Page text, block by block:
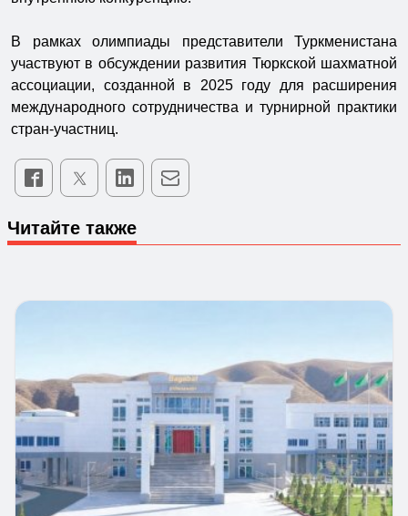
В рамках олимпиады представители Туркменистана
участвуют в обсуждении развития Тюркской шахматной
ассоциации, созданной в 2025 году для расширения
международного сотрудничества и турнирной практики
стран-участниц.
Читайте также